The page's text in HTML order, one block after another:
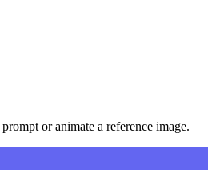
or animate a reference image.